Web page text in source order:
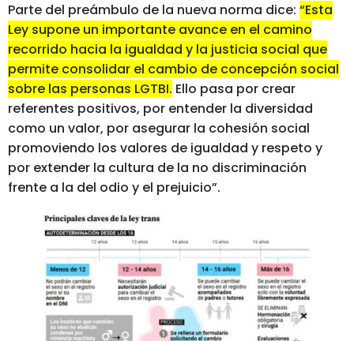
Parte del preámbulo de la nueva norma dice: “Esta
Ley supone un importante avance en el camino
recorrido hacia la igualdad y la justicia social que
permite consolidar el cambio de concepción social
sobre las personas LGTBI. Ello pasa por crear
referentes positivos, por entender la diversidad
como un valor, por asegurar la cohesión social
promoviendo los valores de igualdad y respeto y
por extender la cultura de la no discriminación
frente a la del odio y el prejuicio”.